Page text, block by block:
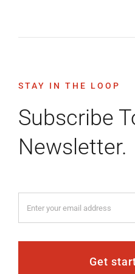
STAY IN THE LOOP
Subscribe
Newsletter.
Get